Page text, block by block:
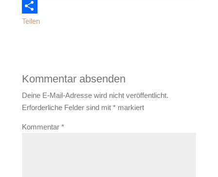
Teilen
Kommentar absenden
Deine E-Mail-Adresse wird nicht veröffentlicht.
Erforderliche Felder sind mit *markiert
Kommentar *